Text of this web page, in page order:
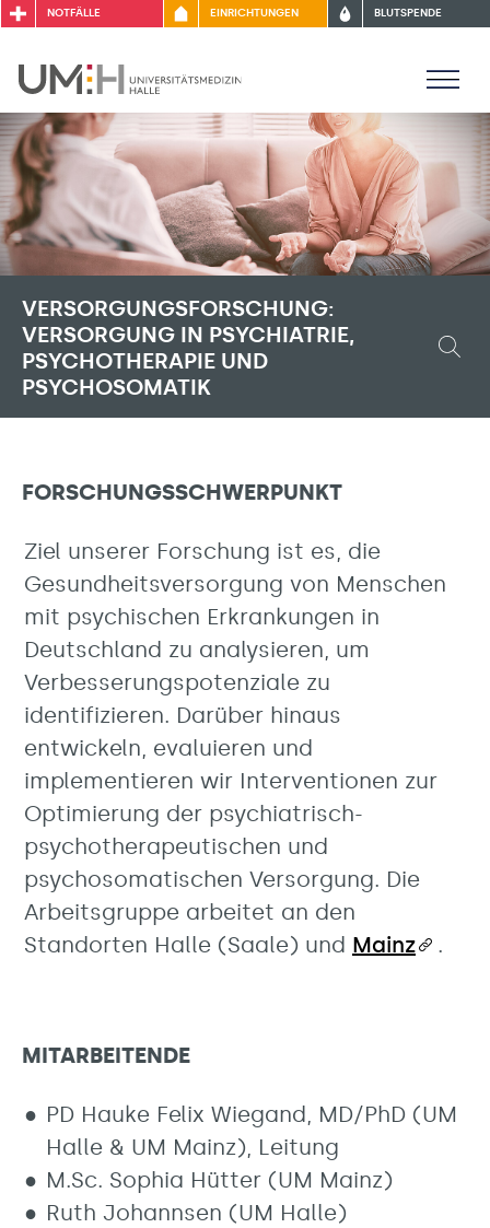
NOTFÄLLE EINRICHTUNGEN BLUTSPENDE
VERSORGUNGSFORSCHUNG:
VERSORGUNG IN PSYCHIATRIE,
PSYCHOTHERAPIE UND
PSYCHOSOMATIK
FORSCHUNGSSCHWERPUNKT
Ziel unserer Forschung ist es, die
Gesundheitsversorgung von Menschen
mit psychischen Erkrankungen in
Deutschland zu analysieren, um
Verbesserungspotenziale zu
identifizieren. Darüber hinaus
entwickeln, evaluieren und
implementieren wir Interventionen zur
Optimierung der psychiatrisch-
psychotherapeutischen und
psychosomatischen Versorgung. Die
Arbeitsgruppe arbeitet an den
Standorten Halle (Saale) und Mainz .
MITARBEITENDE
PD Hauke Felix Wiegand, MD/PhD (UM
Halle & UM Mainz), Leitung
M.Sc. Sophia Hütter (UM Mainz)
Ruth Johannsen (UM Halle)